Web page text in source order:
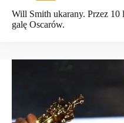
Will Smith ukarany. Przez 10
galę Oscarów.